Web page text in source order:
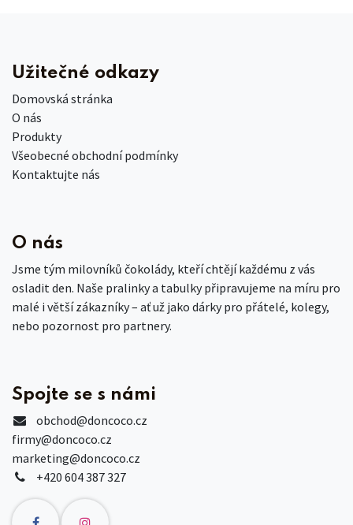
Užitečné odkazy
Domovská stránka
O nás
Produkty
Všeobecné obchodní podmínky
Kontaktujte nás
O nás
Jsme tým milovníků čokolády, kteří chtějí každému z vás
osladit den. Naše pralinky a tabulky připravujeme na míru pro
malé i větší zákazníky – ať už jako dárky pro přátelé, kolegy,
nebo pozornost pro partnery.
Spojte se s námi
obchod@doncoco.cz
firmy@doncoco.cz
marketing@doncoco.cz
+420 604 387 327